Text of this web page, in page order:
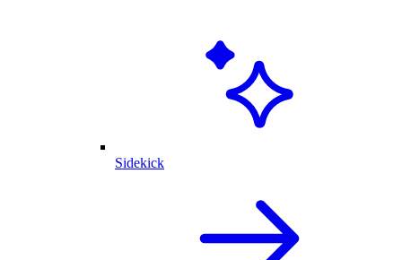
Sidekick